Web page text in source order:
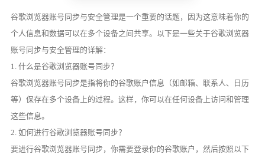
谷歌浏览器账号同步与安全管理是一个重要的话题，因为这意味着你的
个人信息和数据可以在多个设备之间共享。以下是一些关于谷歌浏览器
账号同步与安全管理的详解：
1. 什么是谷歌浏览器账号同步？
谷歌浏览器账号同步是指将你的谷歌账户信息（如邮箱、联系人、日历
等）保存在多个设备上的过程。这样，你可以在任何设备上访问和管理
这些信息。
2. 如何进行谷歌浏览器账号同步？
要进行谷歌浏览器账号同步，你需要登录你的谷歌账户，然后按照以下